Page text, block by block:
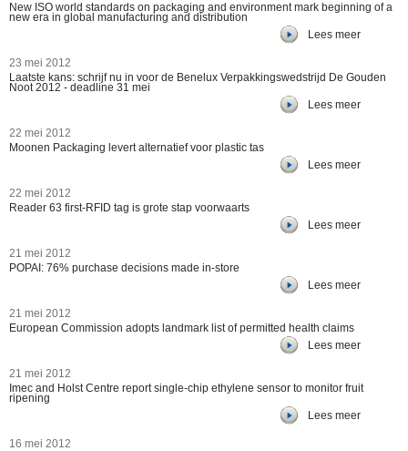
New ISO world standards on packaging and environment mark beginning of a
new era in global manufacturing and distribution
Lees meer
23 mei 2012
Laatste kans: schrijf nu in voor de Benelux Verpakkingswedstrijd De Gouden
Noot 2012 - deadline 31 mei
Lees meer
22 mei 2012
Moonen Packaging levert alternatief voor plastic tas
Lees meer
22 mei 2012
Reader 63 first-RFID tag is grote stap voorwaarts
Lees meer
21 mei 2012
POPAI: 76% purchase decisions made in-store
Lees meer
21 mei 2012
European Commission adopts landmark list of permitted health claims
Lees meer
21 mei 2012
Imec and Holst Centre report single-chip ethylene sensor to monitor fruit
ripening
Lees meer
16 mei 2012